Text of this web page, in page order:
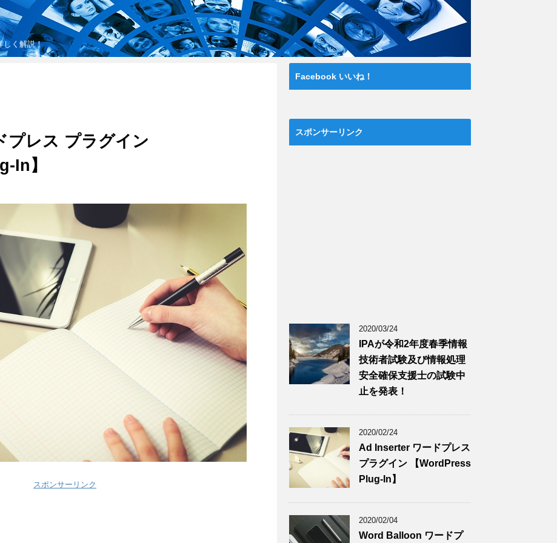
しく解説！
レス プラグイン
In】
スポンサーリンク
Facebook いいね！
スポンサーリンク
2020/03/24
IPAが令和2年度春季情報
技術者試験及び情報処理
安全確保支援士の試験中
止を発表！
2020/02/24
Ad Inserter ワードプレス
プラグイン 【WordPress
Plug-In】
2020/02/04
Word Balloon ワードプ